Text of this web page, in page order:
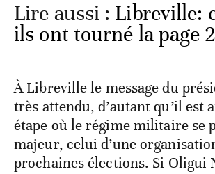
Lire aussi : Libreville:
ils ont tourné la page
À Libreville le message du
très attendu, d’autant qu’il est
étape où le régime militaire se
majeur, celui d’une
prochaines élections. Si Oligui